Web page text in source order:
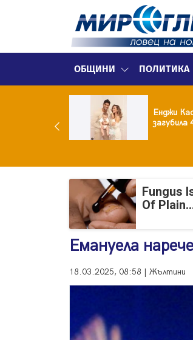
ОБЩИНИ ПОЛИТИКА
и Сияна се
Енджи
загубила
Fungus
Of
Емануела
18.03.2025, 08:58 | Жълтини